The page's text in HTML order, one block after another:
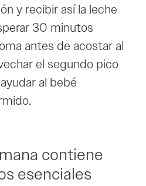
y recibir así la leche
30 minutos
antes de acostar al
el segundo pico
al bebé
contiene
esenciales